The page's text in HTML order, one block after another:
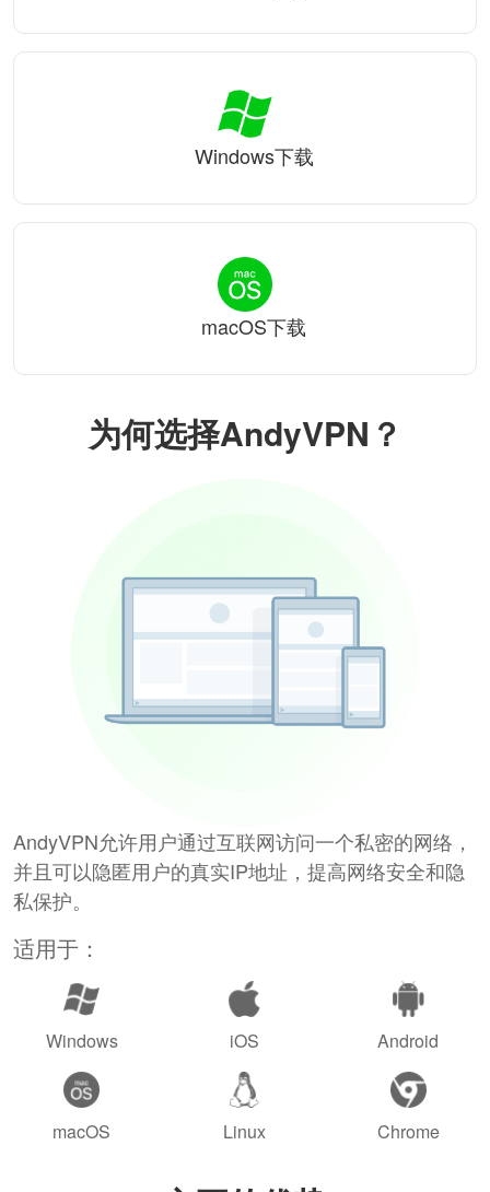
为何选择AndyVPN？
AndyVPN允许用户通过互联网访问一个私密的网络，
并且可以隐匿用户的真实IP地址，提高网络安全和隐
私保护。
适用于：
Windows iOS Android
macOS Linux Chrome
Windows下载
macOS下载